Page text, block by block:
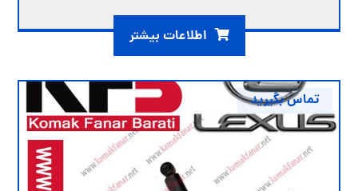
اطلاعات بیشتر
تماس بگیرید